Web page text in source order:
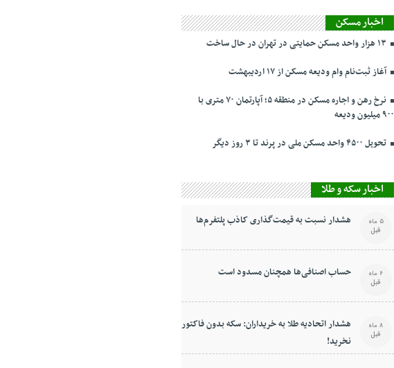
اخبار مسکن
آغاز ثبت‌نام وام ودیعه مسکن از ۱۷ اردیبهشت
نرخ‌ رهن و اجاره مسکن در منطقه ۵؛ آپارتمان ۷۰ متری با
۹۰۰ میلیون ودیعه
تحویل ۴۵۰۰ واحد مسکن ملی در پرند تا ۳ روز دیگر
اخبار سکه و طلا
هشدار نسبت به قیمت‌گذاری کاذب پلتفرم‌ها 5 ماه
قبل
حساب اصنافی‌ها همچنان مسدود است 6 ماه
قبل
هشدار اتحادیه طلا به خریداران: سکه بدون فاکتور
نخرید!
8 ماه
قبل